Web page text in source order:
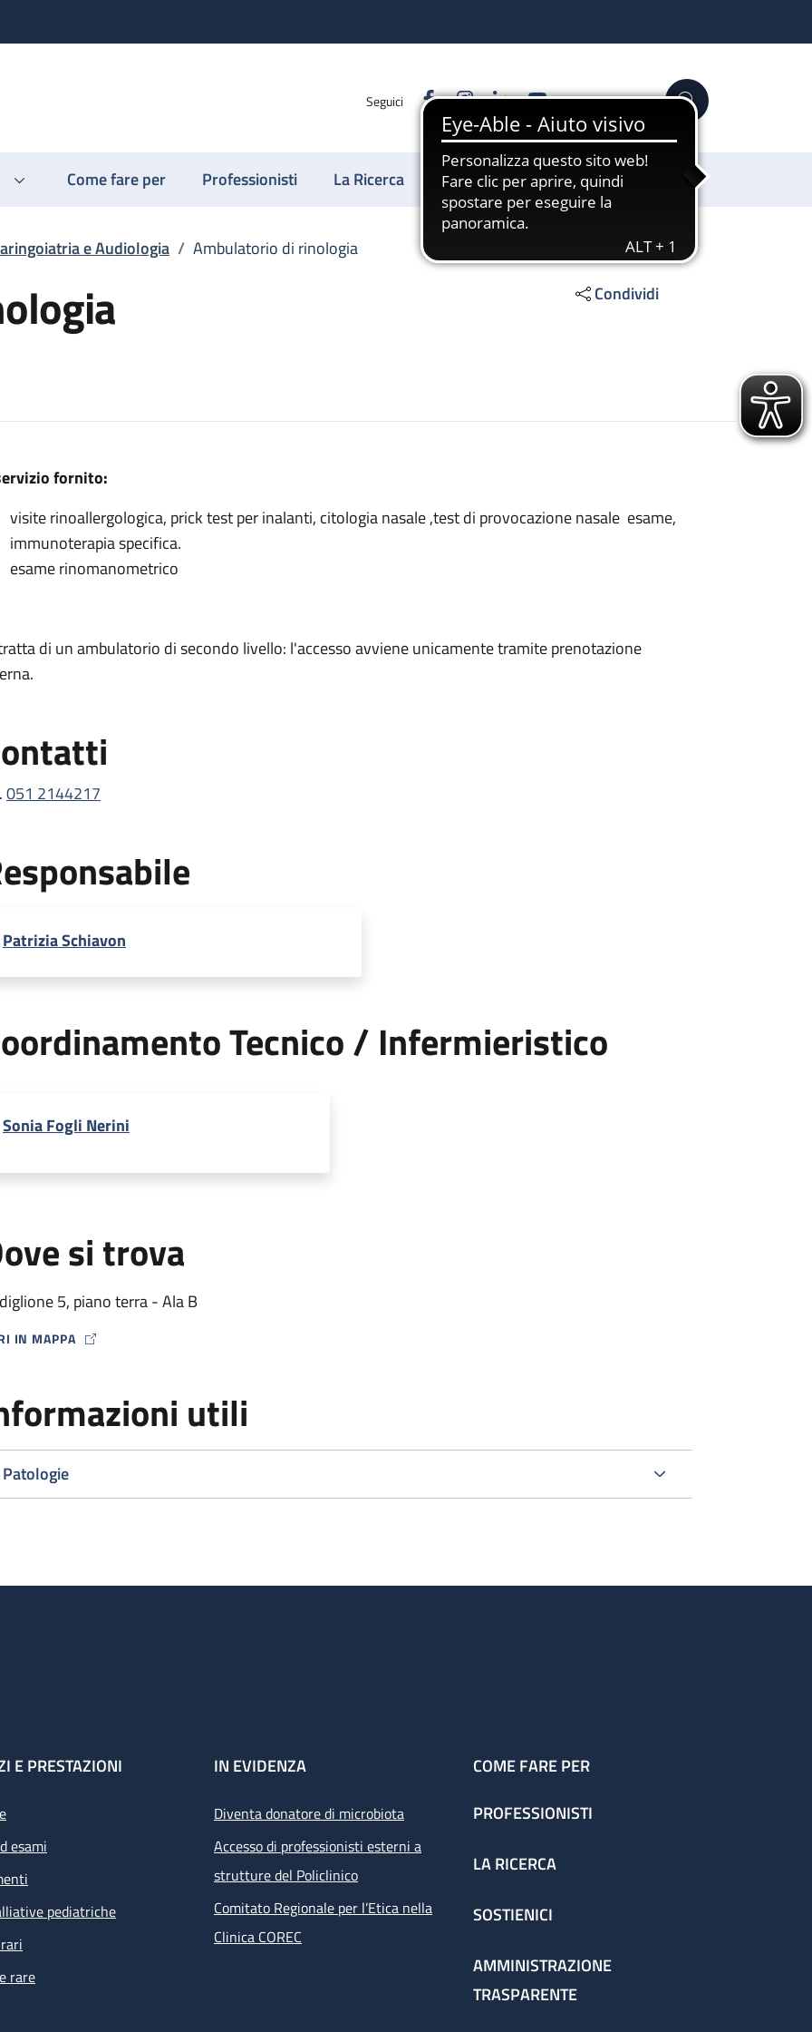
Seguici FacebookInstagram
LinkedinYouTube Cerca
Come fare per Professionisti La Ricerca Sostienici
e Audiologia / Ambulatorio di rinologia
Condividi
fornito:
visite rinoallergologica, prick test per inalanti, citologia nasale ,test di provocazione nasale esame,
immunoterapia specifica.
esame rinomanometrico
di un ambulatorio di secondo livello: l'accesso avviene unicamente tramite prenotazione
051 2144217
Patrizia Schiavon
Tecnico / Infermieristico
Sonia Fogli Nerini
si trova
5, piano terra - Ala B
IN MAPPA
ICON
utili
Patologie
E PRESTAZIONI
esami
pediatriche
rare
IN EVIDENZA
Diventa donatore di microbiota
Accesso di professionisti esterni a
strutture del Policlinico
Comitato Regionale per l’Etica nella
Clinica COREC
COME FARE PER
PROFESSIONISTI
LA RICERCA
SOSTIENICI
AMMINISTRAZIONE
TRASPARENTE